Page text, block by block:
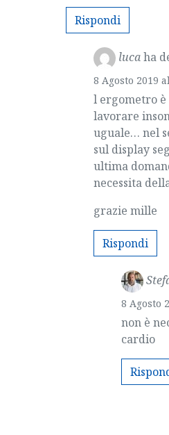
Rispondi
lucaha
8 Agosto 2019
l ergometro
lavorare
uguale… nel
sul display
ultima
necessita
grazie mille
Rispondi
8 Agosto
non è
cardio